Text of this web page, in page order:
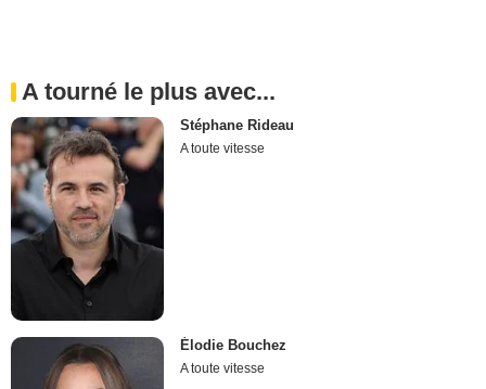
A tourné le plus avec...
Stéphane Rideau
A toute vitesse
Élodie Bouchez
A toute vitesse